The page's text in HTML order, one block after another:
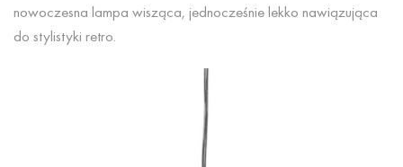
nowoczesna lampa wisząca, jednocześnie lekko nawiązująca
do stylistyki retro.